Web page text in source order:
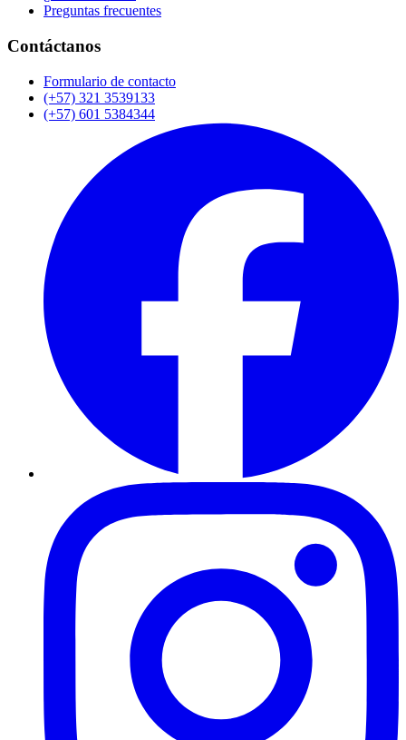
Preguntas frecuentes
Contáctanos
Formulario de contacto
(+57) 321 3539133
(+57) 601 5384344